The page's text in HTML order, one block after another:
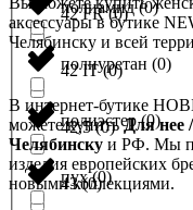
42 FR (0)
42 IT (0)
42,5 (0)
43 (0)
полиамид (0)
полиуретан (0)
полиэстер (0)
пух (0)
аксессуары в бутике
Челябинску и всей
В интернет-бутике
можете купитьДля нее
Челябинску и РФ. Мы
изделия европейских
новыми коллекциями.